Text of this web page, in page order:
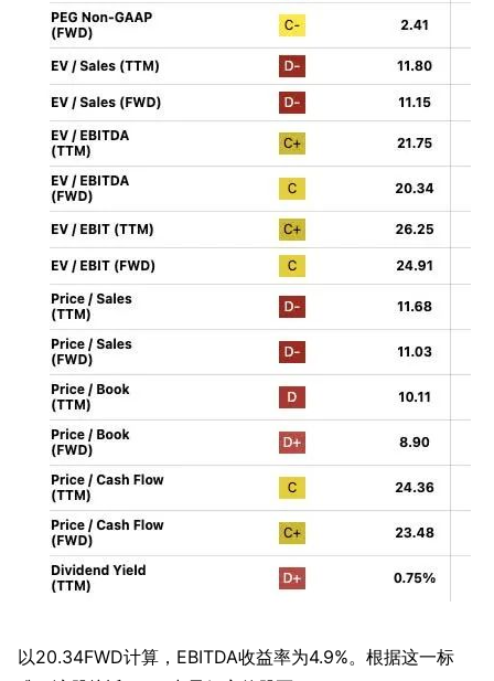
以20.34FWD计算，EBITDA收益率为4.9%。根据这一标